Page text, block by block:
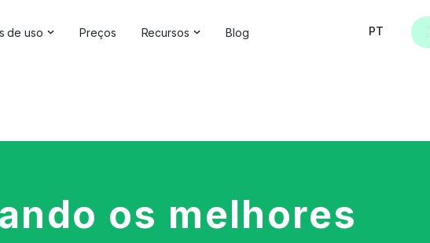
de uso
de hashtag
Preços Recursos
Seja nosso parceiro
Blog PT
os melhores